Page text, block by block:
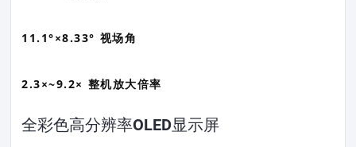
11.1°×8.33° 视场角
2.3×~9.2× 整机放大倍率
全彩色高分辨率OLED显示屏